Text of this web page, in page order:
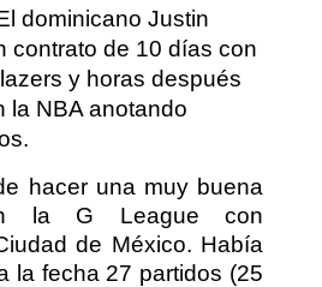
dominicano Justin
contrato de 10 días con
y horas después
la NBA anotando
hacer una muy buena
la G League con
de México. Había
la fecha 27 partidos (25